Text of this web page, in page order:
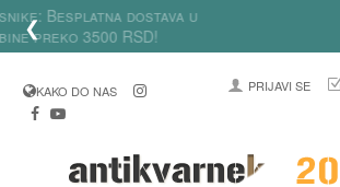
❮
Za registrovane korisnike:
Srbiji za porudžbine preko 3500
KAKO DO NAS PRIJAVI SE